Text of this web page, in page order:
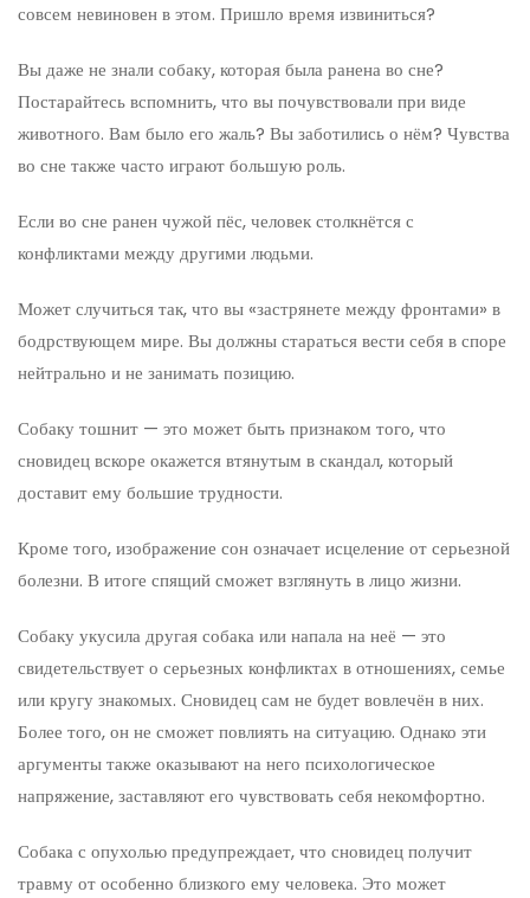
совсем невиновен в этом. Пришло время извиниться?
Вы даже не знали собаку, которая была ранена во сне?
Постарайтесь вспомнить, что вы почувствовали при виде
животного. Вам было его жаль? Вы заботились о нём? Чувства
во сне также часто играют большую роль.
Если во сне ранен чужой пёс, человек столкнётся с
конфликтами между другими людьми.
Может случиться так, что вы «застрянете между фронтами» в
бодрствующем мире. Вы должны стараться вести себя в споре
нейтрально и не занимать позицию.
Собаку тошнит — это может быть признаком того, что
сновидец вскоре окажется втянутым в скандал, который
доставит ему большие трудности.
Кроме того, изображение сон означает исцеление от серьезной
болезни. В итоге спящий сможет взглянуть в лицо жизни.
Собаку укусила другая собака или напала на неё — это
свидетельствует о серьезных конфликтах в отношениях, семье
или кругу знакомых. Сновидец сам не будет вовлечён в них.
Более того, он не сможет повлиять на ситуацию. Однако эти
аргументы также оказывают на него психологическое
напряжение, заставляют его чувствовать себя некомфортно.
Собака с опухолью предупреждает, что сновидец получит
травму от особенно близкого ему человека. Это может